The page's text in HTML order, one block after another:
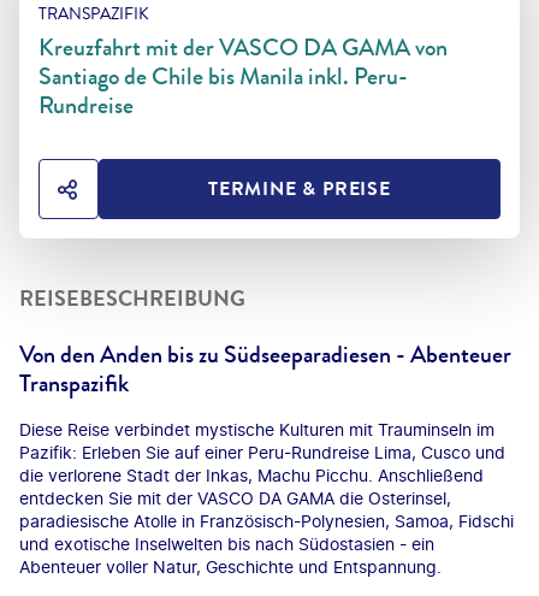
TRANSPAZIFIK
Kreuzfahrt mit der VASCO DA GAMA von
Santiago de Chile bis Manila inkl. Peru-
Rundreise
HOTEL TEILENTERMINE & PREISE
REISEBESCHREIBUNG
Von den Anden bis zu Südseeparadiesen - Abenteuer
Transpazifik
Diese Reise verbindet mystische Kulturen mit Trauminseln im
Pazifik: Erleben Sie auf einer Peru-Rundreise Lima, Cusco und
die verlorene Stadt der Inkas, Machu Picchu. Anschließend
entdecken Sie mit der VASCO DA GAMA die Osterinsel,
paradiesische Atolle in Französisch-Polynesien, Samoa, Fidschi
und exotische Inselwelten bis nach Südostasien - ein
Abenteuer voller Natur, Geschichte und Entspannung.